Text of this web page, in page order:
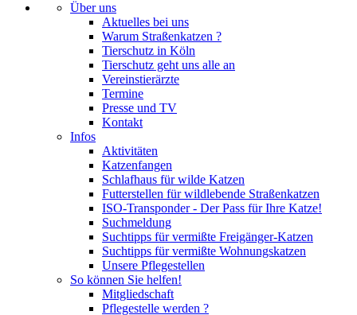
Über uns
Aktuelles bei uns
Warum Straßenkatzen ?
Tierschutz in Köln
Tierschutz geht uns alle an
Vereinstierärzte
Termine
Presse und TV
Kontakt
Infos
Aktivitäten
Katzenfangen
Schlafhaus für wilde Katzen
Futterstellen für wildlebende Straßenkatzen
ISO-Transponder - Der Pass für Ihre Katze!
Suchmeldung
Suchtipps für vermißte Freigänger-Katzen
Suchtipps für vermißte Wohnungskatzen
Unsere Pflegestellen
So können Sie helfen!
Mitgliedschaft
Pflegestelle werden ?